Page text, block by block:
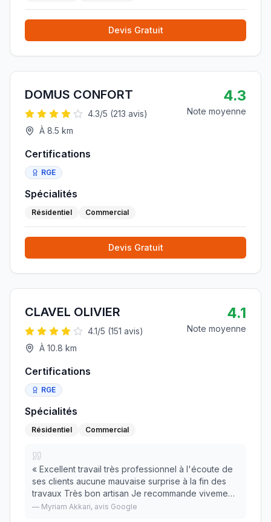
Devis Gratuit
DOMUS CONFORT
4.3/5 (213 avis)
À 8.5 km
4.3
Note moyenne
Certifications
RGE
Spécialités
Résidentiel Commercial
Devis Gratuit
CLAVEL OLIVIER
4.1/5 (151 avis)
À 10.8 km
4.1
Note moyenne
Certifications
RGE
Spécialités
Résidentiel Commercial
« Excellent travail très professionnel à l'écoute de
ses clients aucune mauvaise surprise à la fin des
travaux Très bon artisan Je recommande vivement
»
— Myriam Akkari, avis Google